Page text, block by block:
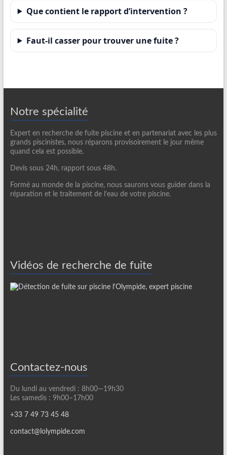
Que contient le rapport d’intervention ?
Faut-il casser pour trouver une fuite ?
Notre spécialité
Expert en recherche de fuite piscine et en partenariat avec les plus
grands piscinistes, nous réparons provisoirement le jour même
quand cela est possible.
Devis sous 24h, rapport sous 48h.
Formé au monde de la piscine, nous saurons vous guider dans la
réparation et le traitement de l’eau de votre piscine.
Vidéos de recherche de fuite
Contactez-nous
Du lundi au vendredi : 8h00—19h30
Les samedis : 9h00–17h00
+33 7 49 73 45 48
contact@lolympide.com